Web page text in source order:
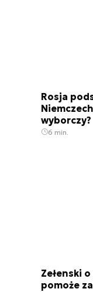
Rosja
wyborczy?
6 min.
Zełenski
pomoże